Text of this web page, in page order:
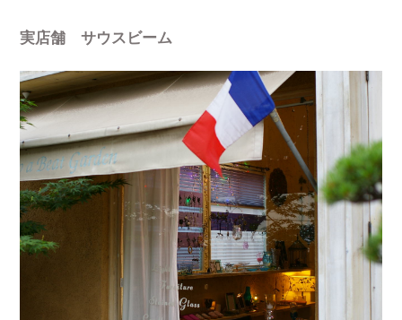
実店舗 サウスビーム